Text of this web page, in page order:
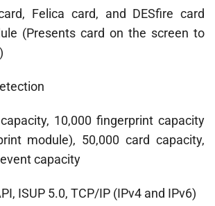
Felica card, and DESfire card
(Presents card on the screen to
10,000 fingerprint capacity
module), 50,000 card capacity,
capacity
ISUP 5.0, TCP/IP (IPv4 and IPv6)